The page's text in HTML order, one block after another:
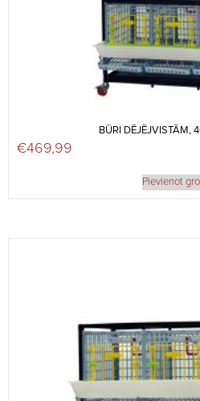
BŪRI DĒJĒJVISTĀM,
€469,99
Pievienot